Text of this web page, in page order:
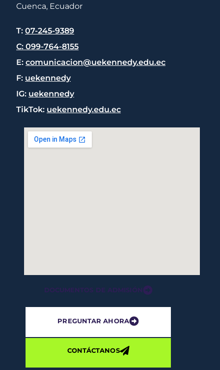
Cuenca, Ecuador
T: 07-245-9389
C: 099-764-8155
E: comunicacion@uekennedy.edu.ec
F: uekennedy
IG: uekennedy
TikTok: uekennedy.edu.ec
DOCUMENTOS DE ADMISIÓN
PREGUNTAR AHORA
CONTÁCTANOS